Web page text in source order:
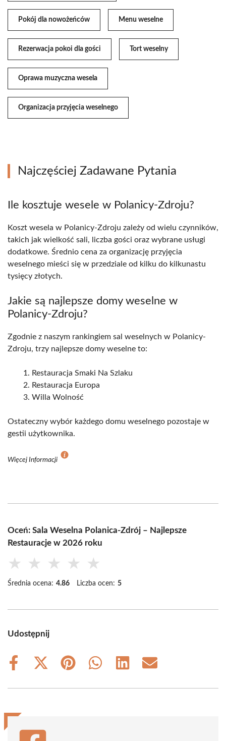
Pokój dla nowożeńców Menu weselne
Rezerwacja pokoi dla gości Tort weselny
Oprawa muzyczna wesela
Organizacja przyjęcia weselnego
Najczęściej Zadawane Pytania
Ile kosztuje wesele w Polanicy-Zdroju?
Koszt wesela w Polanicy-Zdroju zależy od wielu czynników,
takich jak wielkość sali, liczba gości oraz wybrane usługi
dodatkowe. Średnio cena za organizację przyjęcia
weselnego mieści się w przedziale od kilku do kilkunastu
tysięcy złotych.
Jakie są najlepsze domy weselne w
Polanicy-Zdroju?
Zgodnie z naszym rankingiem sal weselnych w Polanicy-
Zdroju, trzy najlepsze domy weselne to:
Restauracja Smaki Na Szlaku
Restauracja Europa
Willa Wolność
Ostateczny wybór każdego domu weselnego pozostaje w
gestii użytkownika.
Więcej Informacji
Oceń: Sala Weselna Polanica-Zdrój – Najlepsze
Restauracje w 2026 roku
★ ★ ★ ★ ★
Średnia ocena: 4.86 Liczba ocen: 5
Udostępnij
Share
Share
(Twitter)
Share
Share
Share
Share